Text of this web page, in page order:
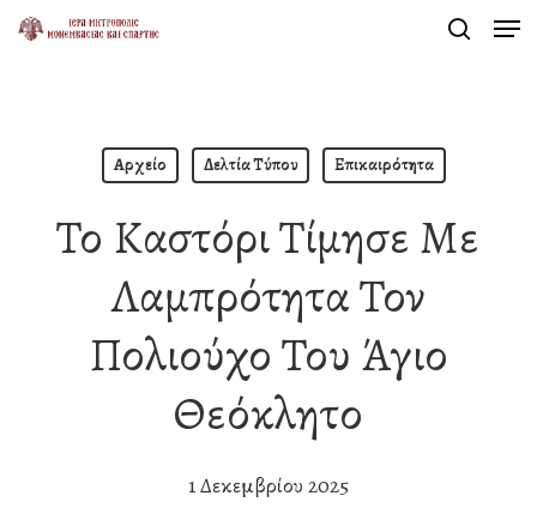
Skip
Αρχείο Δελτία Τύπου Επικαιρότητα
Το Καστόρι Τίμησε Με
Λαμπρότητα Τον
Πολιούχο Του Άγιο
Θεόκλητο
1 Δεκεμβρίου 2025